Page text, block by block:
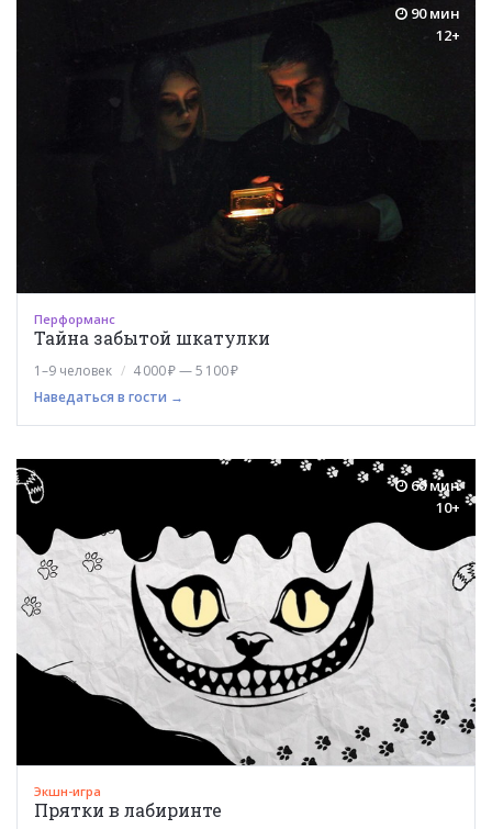
90 мин
12+
Перформанс
Тайна забытой шкатулки
1–9 человек
4 000 ₽ — 5 100 ₽
Наведаться в гости →
60 мин
10+
Экшн-игра
Прятки в лабиринте